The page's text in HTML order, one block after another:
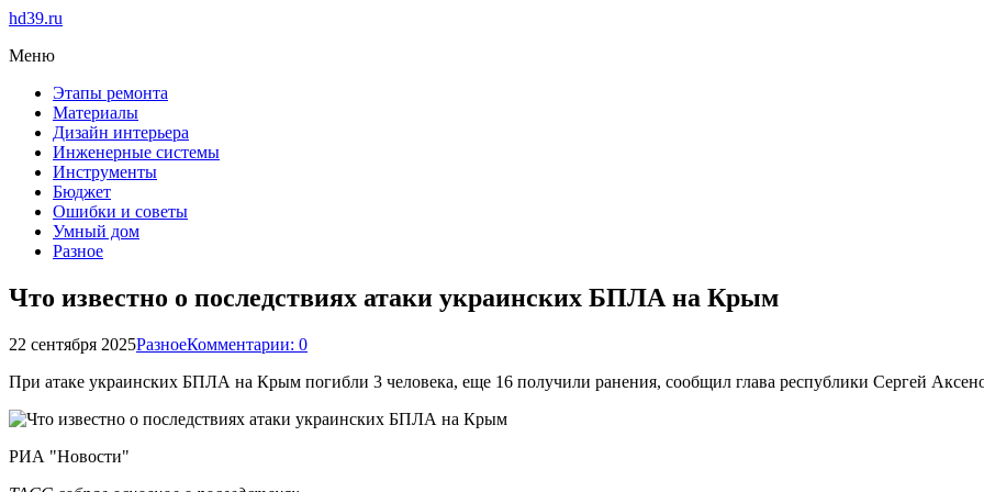
hd39.ru
Меню
Этапы ремонта
Материалы
Дизайн интерьера
Инженерные системы
Инструменты
Бюджет
Ошибки и советы
Умный дом
Разное
Что известно о последствиях атаки украинских БПЛА на Крым
22 сентября 2025РазноеКомментарии: 0
При атаке украинских БПЛА на Крым погибли 3 человека, еще 16 получили ранения, сообщил глава республики Сергей
РИА "Новости"